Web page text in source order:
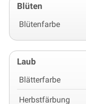
Blüten
Blütenfarbe
Laub
Blätterfarbe
Herbstfärbung